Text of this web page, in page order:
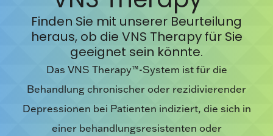
Finden Sie mit unserer Beurteilung
heraus, ob die VNS Therapy für Sie
geeignet sein könnte.
Das VNS Therapy™-System ist für die
Behandlung chronischer oder rezidivierender
Depressionen bei Patienten indiziert, die sich in
einer behandlungsresistenten oder